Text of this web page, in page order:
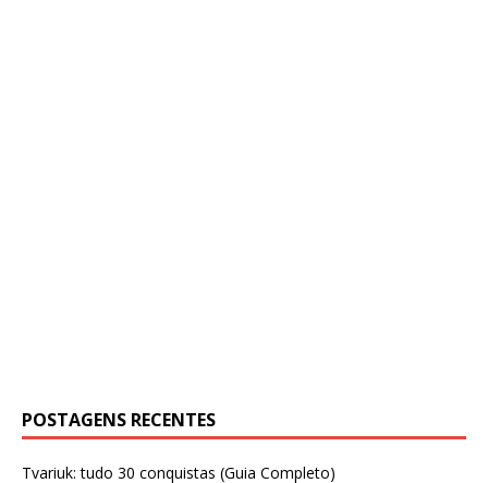
POSTAGENS RECENTES
Tvariuk: tudo 30 conquistas (Guia Completo)